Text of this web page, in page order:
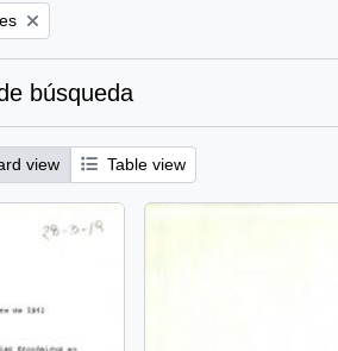
búsqueda
view Table view